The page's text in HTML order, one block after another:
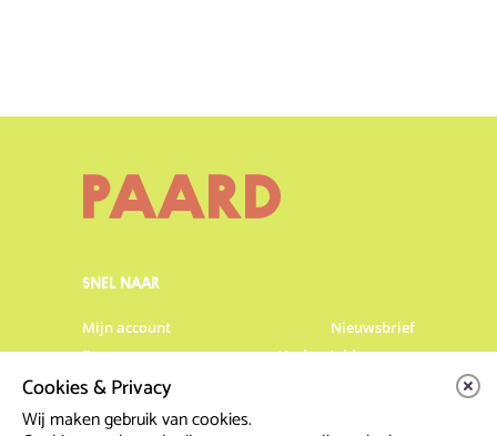
SNEL NAAR
Mijn account
Nieuwsbrief
Programma
Veelgestelde vragen
Partners & Sponsoren
Artiesten info
Cookies & Privacy
Wij maken gebruik van cookies.